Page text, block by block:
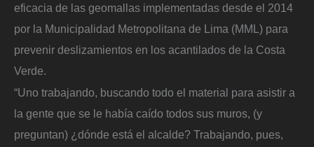
eficacia de las geomallas implementadas desde el 2014
por la Municipalidad Metropolitana de Lima (MML) para
prevenir deslizamientos en los acantilados de la Costa
Verde.
“Uno trabajando, buscando todo el material para asistir a
la gente que se le había caído todos sus muros, (y
preguntan) ¿dónde está el alcalde? Trabajando, pues,